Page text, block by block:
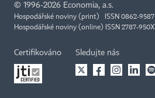
© 1996-2026 Economia, a.s.
Hospodářské noviny (print) ISSN 0862-9587
Hospodářské noviny (online) ISSN 2787-950X
Certifikováno Sledujte nás